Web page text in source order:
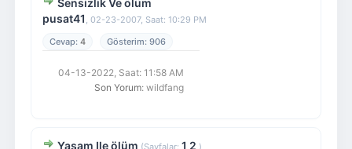
Sensizlik Ve ölüm
pusat41 , 02-23-2007, Saat: 10:29 PM
4
906
04-13-2022, Saat: 11:58 AM
Son Yorum: wildfang
Yasam Ile ölüm (Sayfalar: 1 2 )